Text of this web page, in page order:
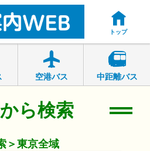
トップ
空港バス 中距離バス
ら検索
＞東京全域